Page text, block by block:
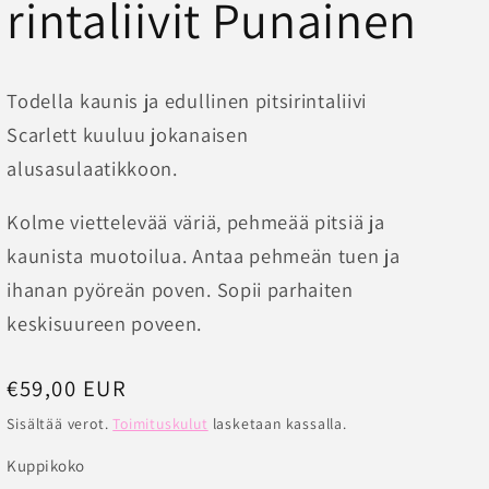
rintaliivit Punainen
Todella kaunis ja edullinen pitsirintaliivi
Scarlett kuuluu jokanaisen
alusasulaatikkoon.
Kolme viettelevää väriä, pehmeää pitsiä ja
kaunista muotoilua. Antaa pehmeän tuen ja
ihanan pyöreän poven. Sopii parhaiten
keskisuureen poveen.
Normaalihinta
€59,00 EUR
Sisältää verot.Toimituskulut lasketaan kassalla.
Kuppikoko